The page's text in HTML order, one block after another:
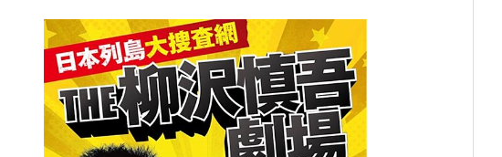
西寺実役（TBS）
てっぱん」（2010年9月27日 - 2011年3月26日、NHK）
（2011年7月 - 9月、TBS）